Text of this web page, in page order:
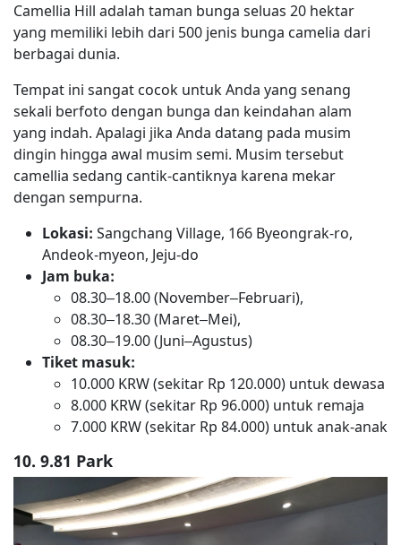
Camellia Hill adalah taman bunga seluas 20 hektar
yang memiliki lebih dari 500 jenis bunga camelia dari
berbagai dunia.
Tempat ini sangat cocok untuk Anda yang senang
sekali berfoto dengan bunga dan keindahan alam
yang indah. Apalagi jika Anda datang pada musim
dingin hingga awal musim semi. Musim tersebut
camellia sedang cantik-cantiknya karena mekar
dengan sempurna.
Lokasi: Sangchang Village, 166 Byeongrak-ro,
Andeok-myeon, Jeju-do
Jam buka:
08.30–18.00 (November–Februari),
08.30–18.30 (Maret–Mei),
08.30–19.00 (Juni–Agustus)
Tiket masuk:
10.000 KRW (sekitar Rp 120.000) untuk dewasa
8.000 KRW (sekitar Rp 96.000) untuk remaja
7.000 KRW (sekitar Rp 84.000) untuk anak-anak
10. 9.81 Park